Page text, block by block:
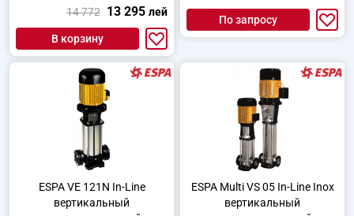
центробежный насос
14 772 13 295 лей
В корзину
центробежный насос
По запросу
ESPA VE 121N In-Line
вертикальный
ESPA Multi VS 05 In-Line Inox
вертикальный